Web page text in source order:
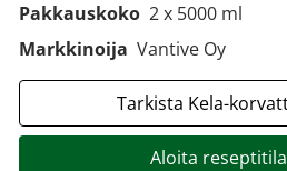
Pakkauskoko 2 x 5000 ml
Markkinoija Vantive Oy
Tarkista Kela-
Aloita